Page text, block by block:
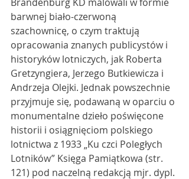
barwnej biało-czerwoną
szachownicę, o czym traktują
opracowania znanych publicystów i
historyków lotniczych, jak Roberta
Gretzyngiera, Jerzego Butkiewicza i
Andrzeja Olejki. Jednak powszechnie
przyjmuje się, podawaną w oparciu o
monumentalne dzieło poświęcone
historii i osiągnięciom polskiego
lotnictwa z 1933 „Ku czci Poległych
Lotników” Księga Pamiątkowa (str.
121) pod naczelną redakcją mjr. dypl.